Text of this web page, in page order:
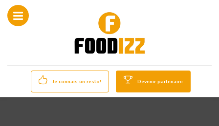
Je connais un resto! Devenir partenaire